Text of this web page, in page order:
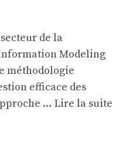
de la
Modeling
méthodologie
efficace des
… Lire la suite